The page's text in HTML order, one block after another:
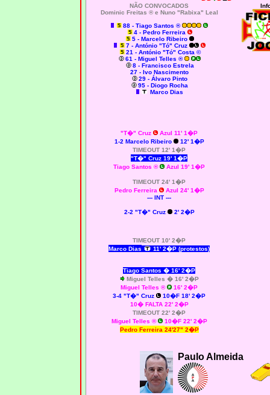
NÃO CONVOCADOS
Dominic Freitas ® e Nuno "Rabixa" Leal
88 - Tiago Santos ®
4 - Pedro Ferreira
5 - Marcelo Ribeiro
7 - António "Tó" Cruz
21 - António "Tó" Costa ©
61 - Miguel Telles ®
8 - Francisco Estrela
27 - Ivo Nascimento
29 - Álvaro Pinto
95 - Diogo Rocha
Marco Dias
"T�" Cruz
Azul 11' 1�P
1-2 Marcelo Ribeiro
12' 1�P
TIMEOUT 12' 1�P
"T�" Cruz 19' 1�P
Tiago Santos ® Azul 19' 1�P
TIMEOUT 24' 1�P
Pedro Ferreira
Azul 24' 1�P
--- INT ---
2-2 "T�" Cruz 2' 2�P
TIMEOUT 10' 2�P
Marco Dias
11' 2�P (protestos)
Tiago Santos � 16' 2�P
Miguel Telles � 16' 2�P
Miguel Telles ®
16' 2�P
3-4 "T�" Cruz
10�F 18' 2�P
10� FALTA 22' 2�P
TIMEOUT 22' 2�P
Miguel Telles ®
10�F 22' 2�P
Pedro Ferreira 24'27" 2�P
Paulo Almeida